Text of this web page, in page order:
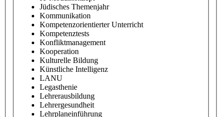
Jüdisches Themenjahr
Kommunikation
Kompetenzorientierter Unterricht
Kompetenztests
Konfliktmanagement
Kooperation
Kulturelle Bildung
Künstliche Intelligenz
LANU
Legasthenie
Lehrerausbildung
Lehrergesundheit
Lehrplaneinführung